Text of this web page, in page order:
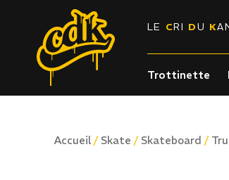
LE CRI DU K
Trottinette
Accueil / Skate / Skateboard /